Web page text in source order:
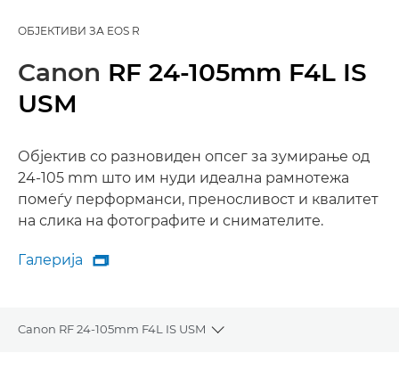
ОБЈЕКТИВИ ЗА EOS R
Canon RF 24-105mm F4L IS
USM
Објектив со разновиден опсег за зумирање од
24-105 mm што им нуди идеална рамнотежа
помеѓу перформанси, преносливост и квалитет
на слика на фотографите и снимателите.
Галерија
Галерија

Canon RF 24-105mm F4L IS USM
Toggle breadcrumbs